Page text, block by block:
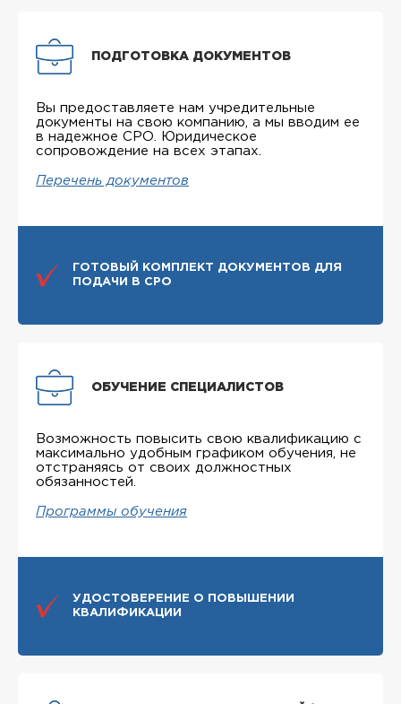
ПОДГОТОВКА ДОКУМЕНТОВ
Вы предоставляете нам учредительные
документы на свою компанию, а мы вводим ее
в надежное СРО. Юридическое
сопровождение на всех этапах.
Перечень документов
ГОТОВЫЙ КОМПЛЕКТ ДОКУМЕНТОВ ДЛЯ
ПОДАЧИ В СРО
ОБУЧЕНИЕ СПЕЦИАЛИСТОВ
Возможность повысить свою квалификацию с
максимально удобным графиком обучения, не
отстраняясь от своих должностных
обязанностей.
Программы обучения
УДОСТОВЕРЕНИЕ О ПОВЫШЕНИИ
КВАЛИФИКАЦИИ